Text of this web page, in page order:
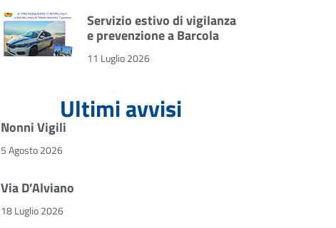
Servizio estivo di vigilanza
e prevenzione a Barcola
11 Luglio 2026
Ultimi avvisi
Nonni Vigili
5 Agosto 2026
Via D’Alviano
18 Luglio 2026